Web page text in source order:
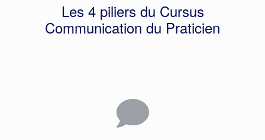
Les 4 piliers du Cursus
Communication du Praticien